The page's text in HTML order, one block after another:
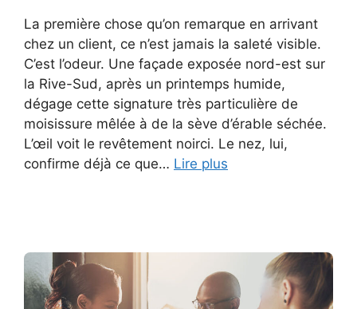
La première chose qu’on remarque en arrivant
chez un client, ce n’est jamais la saleté visible.
C’est l’odeur. Une façade exposée nord-est sur
la Rive-Sud, après un printemps humide,
dégage cette signature très particulière de
moisissure mêlée à de la sève d’érable séchée.
L’œil voit le revêtement noirci. Le nez, lui,
confirme déjà ce que… Lire plus